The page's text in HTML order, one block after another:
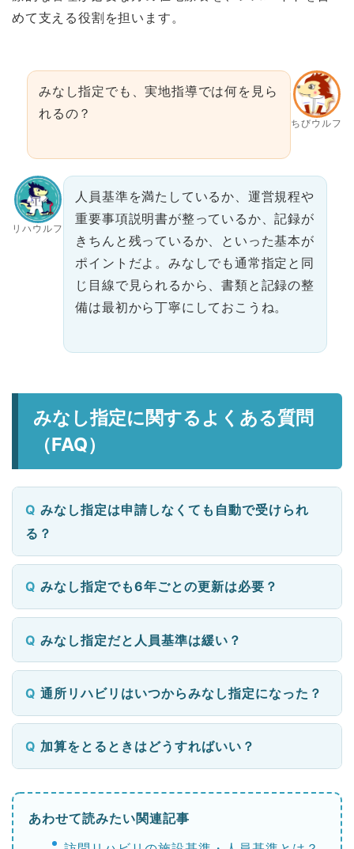
めて支える役割を担います。
ちびウルフ
みなし指定でも、実地指導では何を見ら
れるの？
リハウルフ
人員基準を満たしているか、運営規程や
重要事項説明書が整っているか、記録が
きちんと残っているか、といった基本が
ポイントだよ。みなしでも通常指定と同
じ目線で見られるから、書類と記録の整
備は最初から丁寧にしておこうね。
みなし指定に関するよくある質問
（FAQ）
みなし指定は申請しなくても自動で受けられ
る？
みなし指定でも6年ごとの更新は必要？
みなし指定だと人員基準は緩い？
通所リハビリはいつからみなし指定になった？
加算をとるときはどうすればいい？
あわせて読みたい関連記事